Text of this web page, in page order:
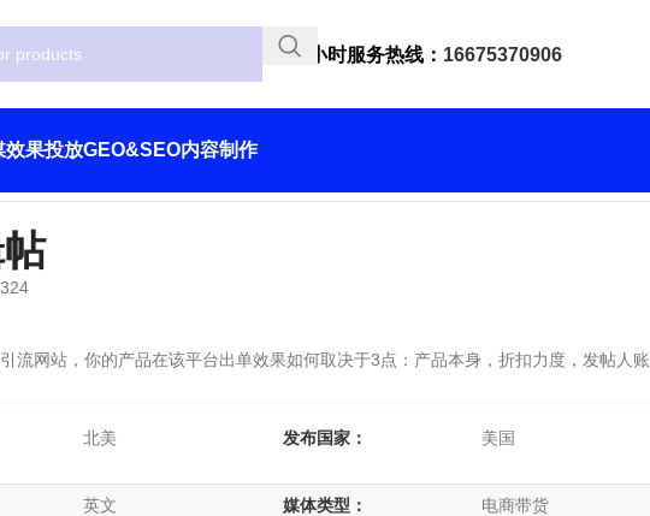
24小时服务热线： 16675370906
效果投放GEO&SEO内容制作
流网站，你的产品在该平台出单效果如何取决于3点：产品本身，折扣力度，发帖人账
北美 发布国家： 美国
英文 媒体类型： 电商带货